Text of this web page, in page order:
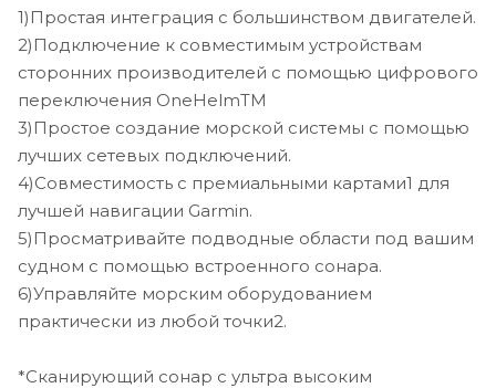
Простая навигация.
*Быстрее, четче, умнее
Это комбинированное устройство картплоттер/
сонар характеризуется обтекаемым дизайном, яркой
цветовой палитрой сонара и 12-дюймовым дисплеем
IPS с высоким разрешением, который обеспечивает
улучшенное изображение при солнечном свете и
широкий угол обзора.
*Дополнительные морские карты BlueChart® G3
Vision®
данные Garmin и Navionics®, технологию Авто-гид3 и
1)Простая интеграция с большинством двигателей.
2)Подключение к совместимым устройствам
сторонних производителей с помощью цифрового
переключения OneHelmTM
3)Простое создание морской системы с помощью
лучших сетевых подключений.
4)Совместимость с премиальными картами1 для
лучшей навигации Garmin.
5)Просматривайте подводные области под вашим
судном с помощью встроенного сонара.
6)Управляйте морским оборудованием
практически из любой точки2.
*Сканирующий сонар с ультра высоким